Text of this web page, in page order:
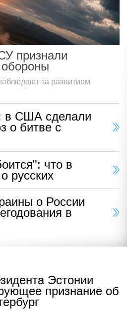
признали
за развитием
в США сделали
о битве с
что в
русских
о России
в
Эстонии
признание об